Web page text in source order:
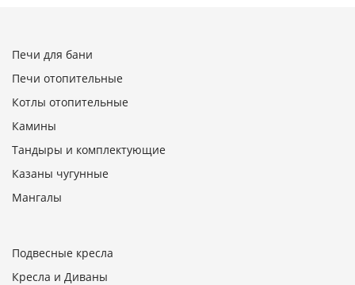
Печи для бани
Печи отопительные
Котлы отопительные
Камины
Тандыры и комплектующие
Казаны чугунные
Мангалы
Подвесные кресла
Кресла и Диваны